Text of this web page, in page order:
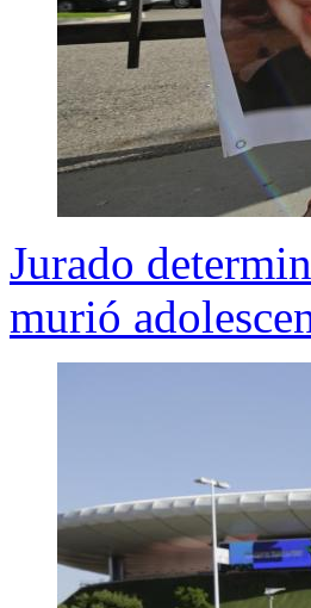
Jurado
murió